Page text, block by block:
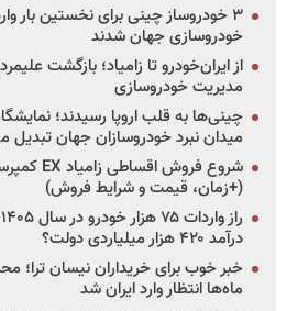
خودروسازی جهان شدند
از ایران‌خودرو تا زامیاد؛ بازگشت
مدیریت خودروسازی
میدان نبرد خودروسازان جهان تبدیل
(+زمان، قیمت و شرایط فروش)
درآمد ۴۲۰ هزار میلیاردی دولت؟
خبر خوب برای خریداران نیسان ترا؛
ماه‌ها انتظار وارد ایران شد